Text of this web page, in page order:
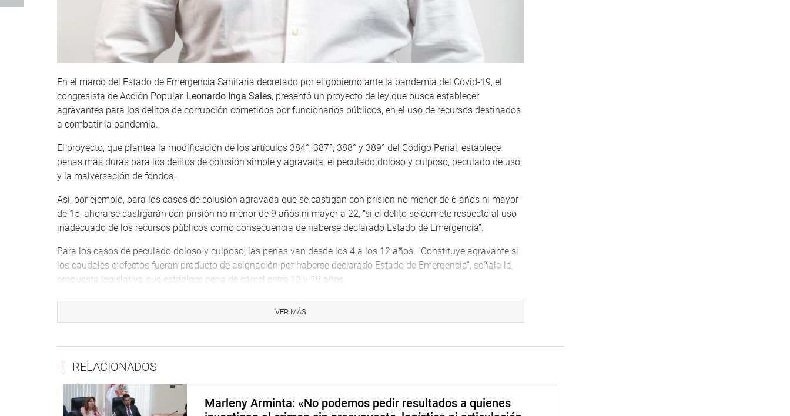
En el marco del Estado de Emergencia Sanitaria decretado por el gobierno ante la pandemia del Covid-19, el
congresista de Acción Popular, Leonardo Inga Sales, presentó un proyecto de ley que busca establecer
agravantes para los delitos de corrupción cometidos por funcionarios públicos, en el uso de recursos destinados
a combatir la pandemia.
El proyecto, que plantea la modificación de los artículos 384°, 387°, 388° y 389° del Código Penal, establece
penas más duras para los delitos de colusión simple y agravada, el peculado doloso y culposo, peculado de uso
y la malversación de fondos.
Así, por ejemplo, para los casos de colusión agravada que se castigan con prisión no menor de 6 años ni mayor
de 15, ahora se castigarán con prisión no menor de 9 años ni mayor a 22, “si el delito se comete respecto al uso
inadecuado de los recursos públicos como consecuencia de haberse declarado Estado de Emergencia”.
Para los casos de peculado doloso y culposo, las penas van desde los 4 a los 12 años. “Constituye agravante si
los caudales o efectos fueran producto de asignación por haberse declarado Estado de Emergencia”, señala la
propuesta legislativa que establece pena de cárcel entre 12 y 18 años.
Actualmente la malversación de fondos se castiga con pena privativa de la libertad de entre 3 y 8 años. La
propuesta establece que si el dinero que administra el funcionario corresponde a zonas declaradas en Estado de
VER MÁS
RELACIONADOS
Marleny Arminta: «No podemos pedir resultados a quienes